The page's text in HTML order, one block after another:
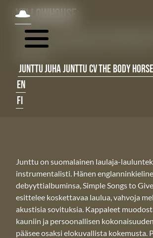
JUNTTU
JUNTTUJUHA JUNTTU CVTHE BODY
EN
FI
YELLOWHOUSE
JUNTTU – Yellowhouse. Ensimmäinen
albumilta Simple Songs to Give Away Vol
Junttu on suomalainen laulaja-
instrumentalisti. Hänen
debyyttialbuminsa, Simple Songs to
esittelee koskettavaa laulua, vahvoja
akustisia sovituksia. Kappaleet
kauniin ja persoonallisen
pääsee osaksi elokuvallista kokemusta.